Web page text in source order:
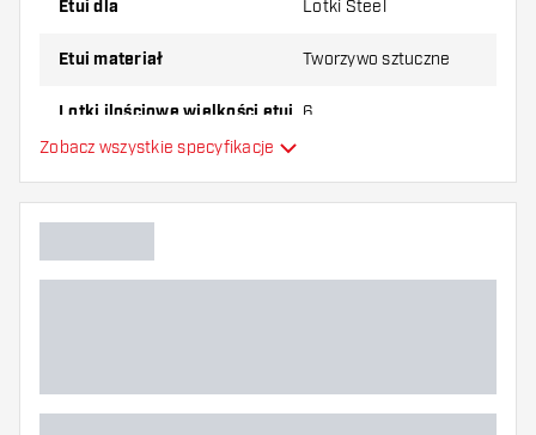
Etui dla Lotki Steel
Etui materiał Tworzywo sztuczne
Lotki ilościowe wielkości etui 6
Zobacz wszystkie specyfikacje